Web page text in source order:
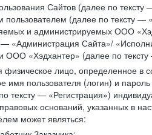
Сайтов (далее по
пользователем (далее по тексту
и администрируемых ООО
— «Администрация Сайта»/
ООО «Хэдхантер» (далее по
физическое лицо, определенное в
имя пользователя (логин) и
тексту — «Регистрация»)
оснований, указанных в
может являться: